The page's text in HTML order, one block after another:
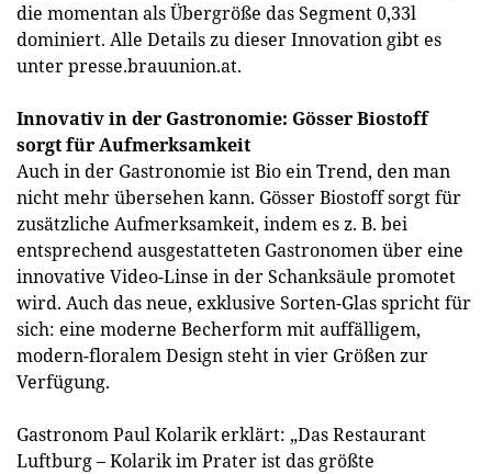
die momentan als Übergröße das Segment 0,33l
dominiert. Alle Details zu dieser Innovation gibt es
unter presse.brauunion.at.
Innovativ in der Gastronomie: Gösser Biostoff
sorgt für Aufmerksamkeit
Auch in der Gastronomie ist Bio ein Trend, den man
nicht mehr übersehen kann. Gösser Biostoff sorgt für
zusätzliche Aufmerksamkeit, indem es z. B. bei
entsprechend ausgestatteten Gastronomen über eine
innovative Video-Linse in der Schanksäule promotet
wird. Auch das neue, exklusive Sorten-Glas spricht für
sich: eine moderne Becherform mit auffälligem,
modern-floralem Design steht in vier Größen zur
Verfügung.
Gastronom Paul Kolarik erklärt: „Das Restaurant
Luftburg – Kolarik im Prater ist das größte